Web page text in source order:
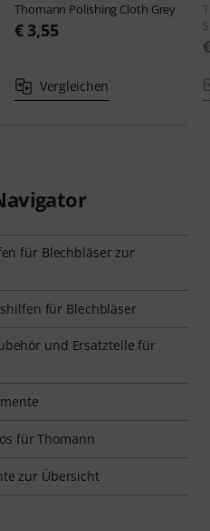
Thomann Polishing Cloth Grey
€ 3,55
Vergleichen
für Blechbläser zur
für Blechbläser
und Ersatzteile für
für Thomann
zur Übersicht